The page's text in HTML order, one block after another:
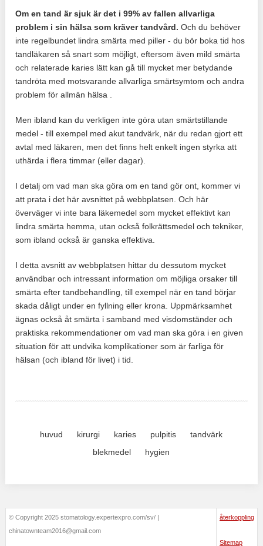
Om en tand är sjuk är det i 99% av fallen allvarliga
problem i sin hälsa som kräver tandvård. Och du behöver
inte regelbundet lindra smärta med piller - du bör boka tid hos
tandläkaren så snart som möjligt, eftersom även mild smärta
och relaterade karies lätt kan gå till mycket mer betydande
tandröta med motsvarande allvarliga smärtsymtom och andra
problem för allmän hälsa .
Men ibland kan du verkligen inte göra utan smärtstillande
medel - till exempel med akut tandvärk, när du redan gjort ett
avtal med läkaren, men det finns helt enkelt ingen styrka att
uthärda i flera timmar (eller dagar).
I detalj om vad man ska göra om en tand gör ont, kommer vi
att prata i det här avsnittet på webbplatsen. Och här
överväger vi inte bara läkemedel som mycket effektivt kan
lindra smärta hemma, utan också folkrättsmedel och tekniker,
som ibland också är ganska effektiva.
I detta avsnitt av webbplatsen hittar du dessutom mycket
användbar och intressant information om möjliga orsaker till
smärta efter tandbehandling, till exempel när en tand börjar
skada dåligt under en fyllning eller krona. Uppmärksamhet
ägnas också åt smärta i samband med visdomständer och
praktiska rekommendationer om vad man ska göra i en given
situation för att undvika komplikationer som är farliga för
hälsan (och ibland för livet) i tid.
huvud kirurgi karies pulpitis
tandvärk
blekmedel
hygien
© Copyright 2025 stomatology.expertexpro.com/sv/ |
chinatownteam2016@gmail.com
återkoppling
Sitemap